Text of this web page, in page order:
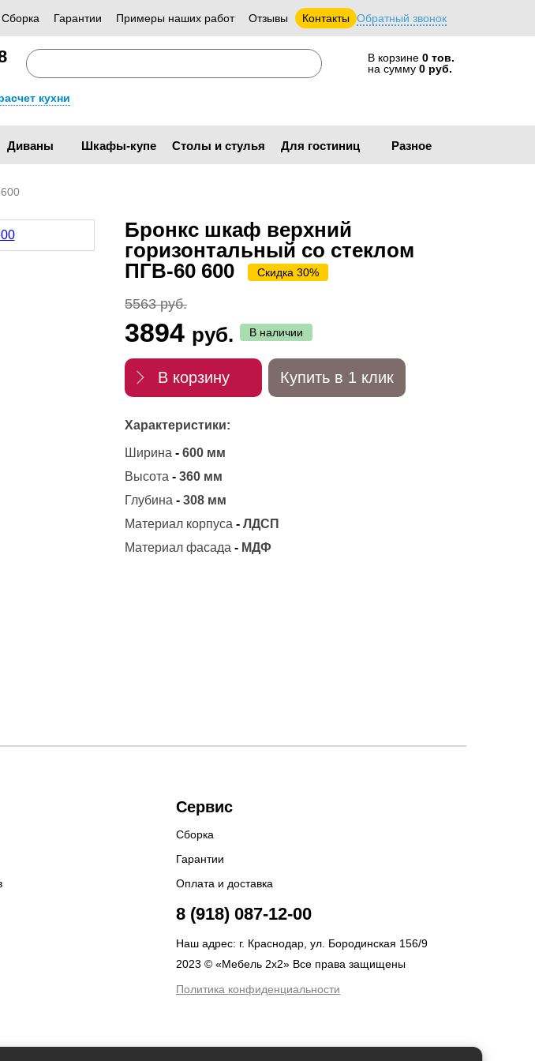
Сборка Гарантии Примеры наших работ Отзывы Контакты Обратный звонок
В корзине 0 тов.
на сумму 0 руб.
кухни
Диваны Шкафы-купе Столы и стулья Для гостиниц Разное
Бронкс шкаф верхний
горизонтальный со стеклом
ПГВ-60 600
Скидка 30%
5563 руб.
3894 руб. В наличии
В корзину Купить в 1 клик
Характеристики:
Ширина - 600 мм
Высота - 360 мм
Глубина - 308 мм
Материал корпуса - ЛДСП
Материал фасада - МДФ
Сервис
Сборка
Гарантии
Оплата и доставка
8 (918) 087-12-00
Наш адрес: г. Краснодар, ул. Бородинская 156/9
2023 © «Мебель 2x2» Все права защищены
Политика конфиденциальности